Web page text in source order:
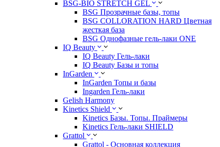
BSG-BIO STRETCH GEL
BSG Прозрачные базы, топы
BSG COLLORATION HARD Цветная
жесткая база
BSG Однофазные гель-лаки ONE
IQ Beauty
IQ Beauty Гель-лаки
IQ Beauty Базы и топы
InGarden
InGarden Топы и базы
Ingarden Гель-лаки
Gelish Harmony
Kinetics Shield
Kinetics Базы. Топы. Праймеры
Kinetics Гель-лаки SHIELD
Grattol
Grattol - Oснoвнaя коллекция